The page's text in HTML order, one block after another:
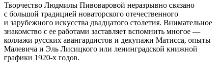
Творчество Людмилы Пивоваровой неразрывно связано
с большой традицией новаторского отечественного
и зарубежного искусства двадцатого столетия. Внимательное
знакомство с ее работами заставляет вспомнить многое —
коллажи русских авангардистов и декупажи Матисса, опыты
Малевича и Эль Лисицкого или ленинградской книжной
графики 1920-х годов.